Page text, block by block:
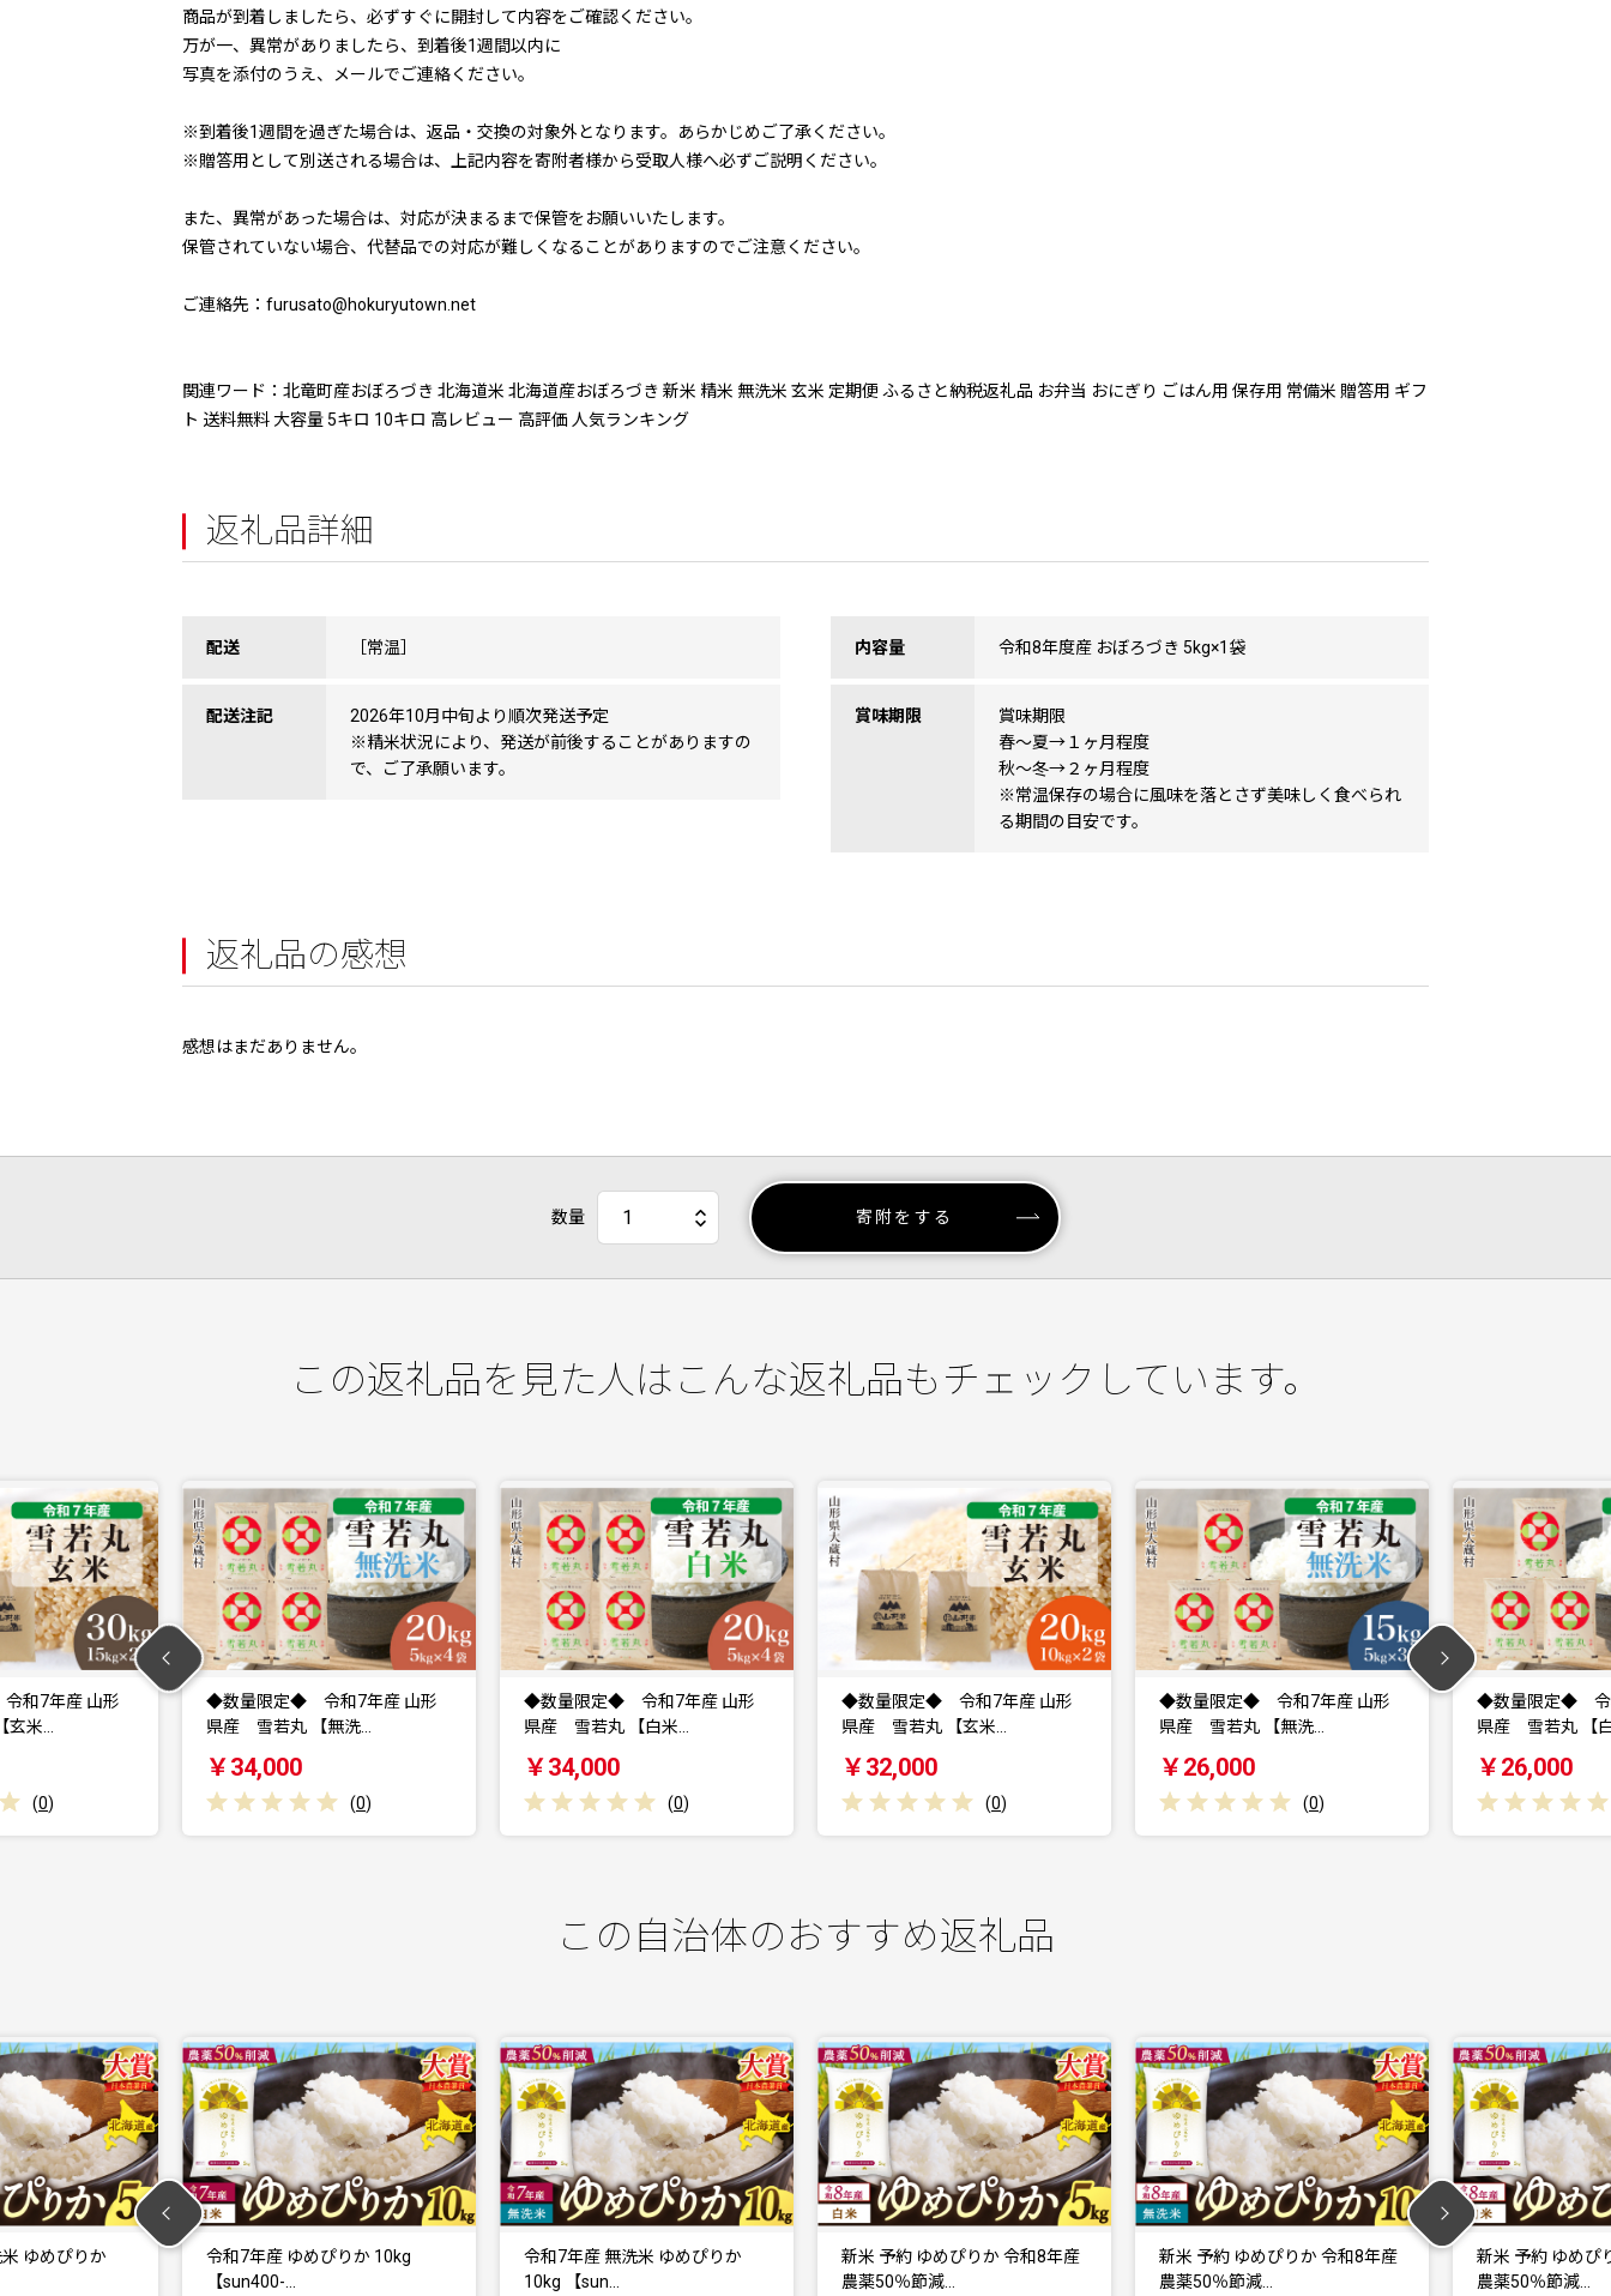
商品が到着しましたら、必ずすぐに開封して内容をご確認ください。
万が一、異常がありましたら、到着後1週間以内に
写真を添付のうえ、メールでご連絡ください。
※到着後1週間を過ぎた場合は、返品・交換の対象外となります。あらかじめご了承ください。
※贈答用として別送される場合は、上記内容を寄附者様から受取人様へ必ずご説明ください。
また、異常があった場合は、対応が決まるまで保管をお願いいたします。
保管されていない場合、代替品での対応が難しくなることがありますのでご注意ください。
ご連絡先：furusato@hokuryutown.net
関連ワード：北竜町産おぼろづき 北海道米 北海道産おぼろづき 新米 精米 無洗米 玄米 定期便 ふるさと納税返礼品 お弁当 おにぎり ごはん用 保存用 常備米 贈答用 ギフ
ト 送料無料 大容量 5キロ 10キロ 高レビュー 高評価 人気ランキング
返礼品詳細
配送 ［常温］
配送注記
2026年10月中旬より順次発送予定
※精米状況により、発送が前後することがありますの
で、ご了承願います。
内容量 令和8年度産 おぼろづき 5kg×1袋
賞味期限
賞味期限
春～夏→１ヶ月程度
秋～冬→２ヶ月程度
※常温保存の場合に風味を落とさず美味しく食べられ
る期間の目安です。
返礼品の感想
感想はまだありません。
数量 寄附をする
この返礼品を見た人はこんな返礼品もチェックしています。
和7年産 山形
洗…
(0)
◆数量限定◆ 令和7年産 山形
県産 雪若丸 【白米…
￥34,000
(0)
◆数量限定◆ 令和7年産 山形
県産 雪若丸 【玄米…
￥32,000
(0)
◆数量限定◆ 令和7年産 山形
県産 雪若丸 【無洗…
￥26,000
(0)
◆数量限定◆ 令和7年産 山形
県産 雪若丸 【白米…
￥26,000
(0)
◆数量限定◆ 令
県産 雪若丸 【
￥24,000
この自治体のおすすめ返礼品
りか 10kg
令和7年産 無洗米 ゆめぴりか
10kg 【sun…
新米 予約 ゆめぴりか 令和8年産
農薬50％節減…
新米 予約 ゆめぴりか 令和8年産
農薬50％節減…
新米 予約 ゆめぴりか 令和8年産
農薬50％節減…
新米 予約 ゆめぴ
農薬50％節減…